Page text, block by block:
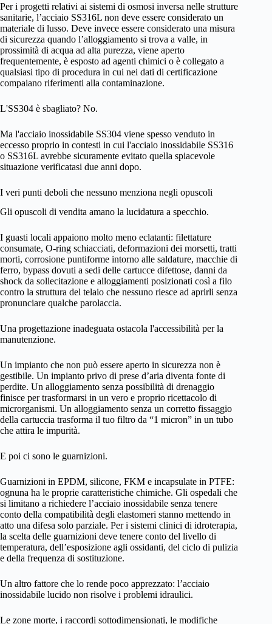
Per i progetti relativi ai sistemi di osmosi inversa nelle strutture
sanitarie, l’acciaio SS316L non deve essere considerato un
materiale di lusso. Deve invece essere considerato una misura
di sicurezza quando l’alloggiamento si trova a valle, in
prossimità di acqua ad alta purezza, viene aperto
frequentemente, è esposto ad agenti chimici o è collegato a
qualsiasi tipo di procedura in cui nei dati di certificazione
compaiano riferimenti alla contaminazione.
L'SS304 è sbagliato? No.
Ma l'acciaio inossidabile SS304 viene spesso venduto in
eccesso proprio in contesti in cui l'acciaio inossidabile SS316
o SS316L avrebbe sicuramente evitato quella spiacevole
situazione verificatasi due anni dopo.
I veri punti deboli che nessuno menziona negli opuscoli
Gli opuscoli di vendita amano la lucidatura a specchio.
I guasti locali appaiono molto meno eclatanti: filettature
consumate, O-ring schiacciati, deformazioni dei morsetti, tratti
morti, corrosione puntiforme intorno alle saldature, macchie di
ferro, bypass dovuti a sedi delle cartucce difettose, danni da
shock da sollecitazione e alloggiamenti posizionati così a filo
contro la struttura del telaio che nessuno riesce ad aprirli senza
pronunciare qualche parolaccia.
Una progettazione inadeguata ostacola l'accessibilità per la
manutenzione.
Un impianto che non può essere aperto in sicurezza non è
gestibile. Un impianto privo di prese d’aria diventa fonte di
perdite. Un alloggiamento senza possibilità di drenaggio
finisce per trasformarsi in un vero e proprio ricettacolo di
microrganismi. Un alloggiamento senza un corretto fissaggio
della cartuccia trasforma il tuo filtro da “1 micron” in un tubo
che attira le impurità.
E poi ci sono le guarnizioni.
Guarnizioni in EPDM, silicone, FKM e incapsulate in PTFE:
ognuna ha le proprie caratteristiche chimiche. Gli ospedali che
si limitano a richiedere l’acciaio inossidabile senza tenere
conto della compatibilità degli elastomeri stanno mettendo in
atto una difesa solo parziale. Per i sistemi clinici di idroterapia,
la scelta delle guarnizioni deve tenere conto del livello di
temperatura, dell’esposizione agli ossidanti, del ciclo di pulizia
e della frequenza di sostituzione.
Un altro fattore che lo rende poco apprezzato: l’acciaio
inossidabile lucido non risolve i problemi idraulici.
Le zone morte, i raccordi sottodimensionati, le modifiche